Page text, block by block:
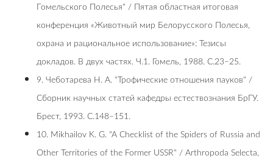
Гoмeльcкoгo Пoлecья" / Пятая областная итоговая
конференция «Животный мир Белорусского Полесья,
охрана и рациональное использование»: Тезисы
докладов. В двух частях. Ч.1. Гомель, 1988. С.23–25.
9. Чеботарева Н. А. "Трофические отношения пауков" /
Сборник научных статей кафедры естествознания БрГУ.
Брест, 1993. С.148–151.
10. Mikhailov K. G. "A Checklist of the Spiders of Russia and
Other Territories of the Former USSR" / Arthropoda Selecta,